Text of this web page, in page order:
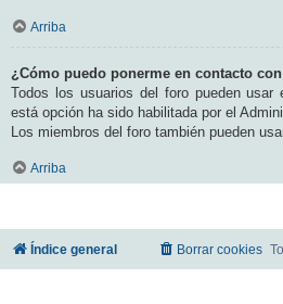
Arriba
¿Cómo puedo ponerme en contacto
Todos los usuarios del foro pueden usar
está opción ha sido habilitada por el
Los miembros del foro también pueden
Arriba
Índice general Borrar cookies